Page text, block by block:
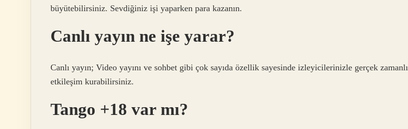
büyütebilirsiniz. Sevdiğiniz işi yaparken para kazanın.
Canlı yayın ne işe yarar?
Canlı yayın; Video yayını ve sohbet gibi çok sayıda özellik sayesinde izleyicilerinizle gerçek zamanlı
etkileşim kurabilirsiniz.
Tango +18 var mı?